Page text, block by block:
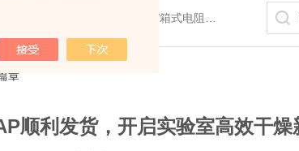
/高温马弗炉/管式炉/气氛炉/试验箱/摇床/振荡器/水槽/水浴锅等
章
顺利发货，开启实验室高效干燥